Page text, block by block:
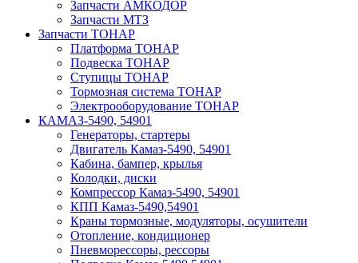
Запчасти АМКОДОР
Запчасти МТЗ
Запчасти ТОНАР
Платформа ТОНАР
Подвеска ТОНАР
Ступицы ТОНАР
Тормозная система ТОНАР
Электрооборудование ТОНАР
КАМАЗ-5490, 54901
Генераторы, стартеры
Двигатель Камаз-5490, 54901
Кабина, бампер, крылья
Колодки, диски
Компрессор Камаз-5490, 54901
КПП Камаз-5490,54901
Краны тормозные, модуляторы, осушители
Отопление, кондиционер
Пневморессоры, рессоры